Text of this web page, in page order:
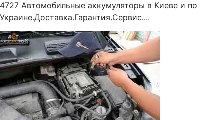
4727 Автомобильные аккумуляторы в Киеве и по
Украине.Доставка.Гарантия.Сервис....